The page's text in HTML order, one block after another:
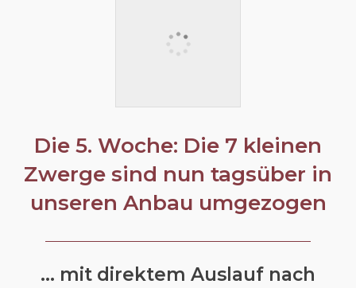
Die 5. Woche: Die 7 kleinen
Zwerge sind nun tagsüber in
unseren Anbau umgezogen
... mit direktem Auslauf nach